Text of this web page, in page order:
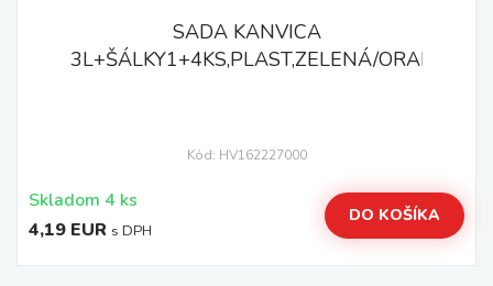
SADA KANVICA
3L+ŠÁLKY1+4KS,PLAST,ZELENÁ/ORANŽOVÁ
Kód: HV162227000
Skladom 4 ks
4,19 EUR s DPH
DO KOŠÍKA